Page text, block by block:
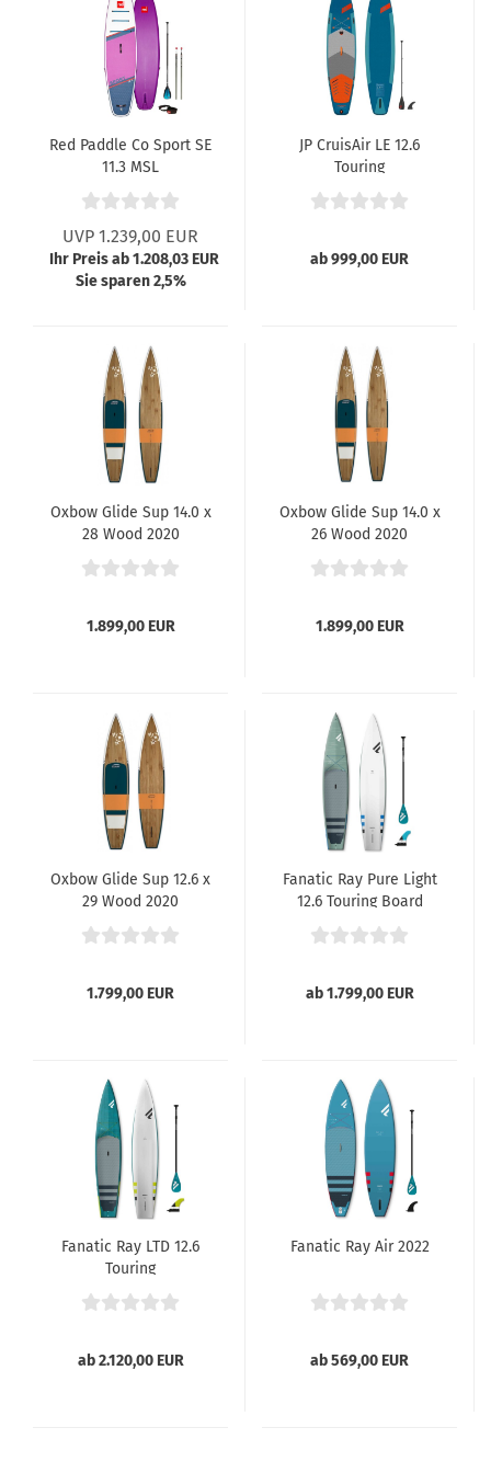
Red Paddle Co Sport SE
11.3 MSL
UVP 1.239,00 EUR
Ihr Preis ab 1.208,03 EUR
Sie sparen 2,5%
JP CruisAir LE 12.6
Touring
ab 999,00 EUR
Oxbow Glide Sup 14.0 x
28 Wood 2020
1.899,00 EUR
Oxbow Glide Sup 14.0 x
26 Wood 2020
1.899,00 EUR
Oxbow Glide Sup 12.6 x
29 Wood 2020
1.799,00 EUR
Fanatic Ray Pure Light
12.6 Touring Board
ab 1.799,00 EUR
Fanatic Ray LTD 12.6
Touring
ab 2.120,00 EUR
Fanatic Ray Air 2022
ab 569,00 EUR